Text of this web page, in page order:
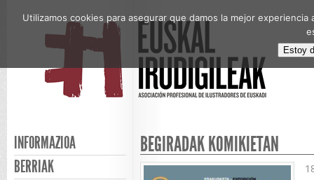
INFORMAZIOA
BERRIAK
BEGIRADAK KOMIKIETAN
Utilizamos cookies para asegurar que damos la mejor
Estoy